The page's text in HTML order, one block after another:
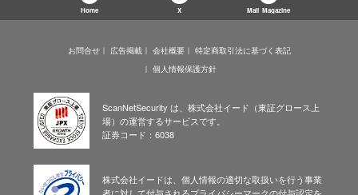
Home X Mail Magazine
お問合せ 広告掲載 会社概要
特定商取引法に基づく表記
個人情報保護方針
ScanNetSecurity は、株式会社イード（東証グロース上
場）の運営するサービスです。
証券コード：6038
株式会社イードは、個人情報の適切な取扱いを行う事業